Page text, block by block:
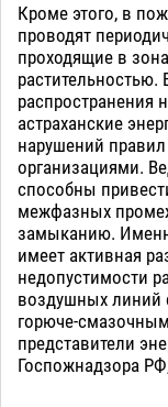
Кроме этого, в
проводят
проходящие в
распространения
астраханские
нарушений
организациями.
способны
межфазных
замыканию.
имеет активная
недопустимости
воздушных линий
горюче-
представители
Госпожнадзора